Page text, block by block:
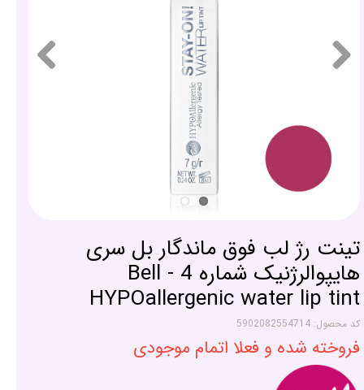
تینت رژ لب فوق ماندگار بل سری
هایپوالرژنیک شماره 4 - Bell
HYPOallergenic water lip tint
کد محصول: 5902082554714
فروخته شده و فعلا اتمام موجودی